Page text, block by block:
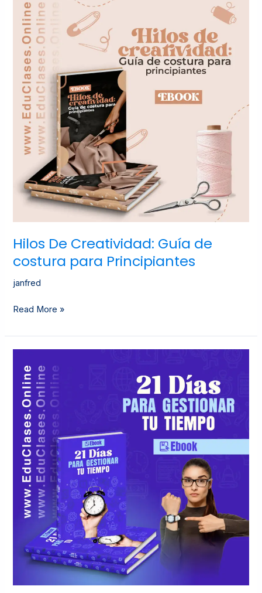
Hilos De Creatividad: Guía de
costura para Principiantes
janfred
De
Creatividad:
Guía
costura
para
Principiantes
Read More »
Días
para
Gestionar
tiempo